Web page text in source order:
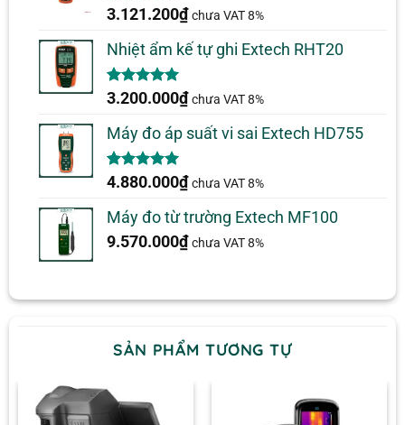
3.121.200₫ chưa VAT 8%
Nhiệt ẩm kế tự ghi Extech RHT20
5.00trên 5
2
đánh giá
3.200.000₫ chưa VAT 8%
Máy đo áp suất vi sai Extech HD755
5.00trên 5
1
đánh giá
4.880.000₫ chưa VAT 8%
Máy đo từ trường Extech MF100
9.570.000₫ chưa VAT 8%
SẢN PHẨM TƯƠNG TỰ